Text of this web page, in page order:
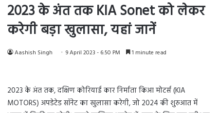
2023 के अंत तक KIA Sonet को लेकर
करेगी बड़ा खुलासा, यहां जानें
Aashish Singh 9 April 2023 - 6:50 PM 1 minute read
2023 के अंत तक, दक्षिण कोरियाई कार निर्माता किआ मोटर्स (KIA
MOTORS) अपडेटेड सॉनेट का खुलासा करेगी, जो 2024 की शुरुआत में